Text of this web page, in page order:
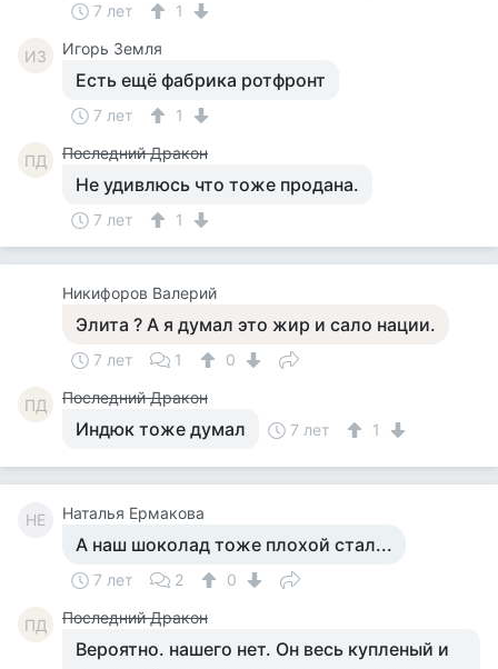
7 лет 1
ИЗ Игорь Земля
Есть ещё фабрика ротфронт
7 лет 1
ПД Последний Дракон
Не удивлюсь что тоже продана.
7 лет 1
Никифоров Валерий
Элита ? А я думал это жир и сало нации.
7 лет 1 0
ПД Последний Дракон
Индюк тоже думал 7 лет 1
НЕ Наталья Ермакова
А наш шоколад тоже плохой стал...
7 лет 2 0
ПД Последний Дракон
Вероятно. нашего нет. Он весь купленый и